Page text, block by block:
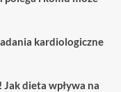
kardiologiczne
Jak dieta wpływa na